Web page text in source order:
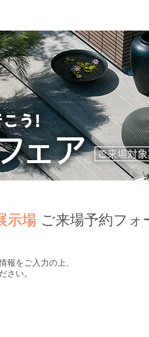
示場 ご来場予約フォ
報をご入力の上、
さい。